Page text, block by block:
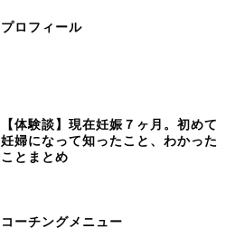
プロフィール
【体験談】現在妊娠７ヶ月。初めて
妊婦になって知ったこと、わかった
ことまとめ
コーチングメニュー